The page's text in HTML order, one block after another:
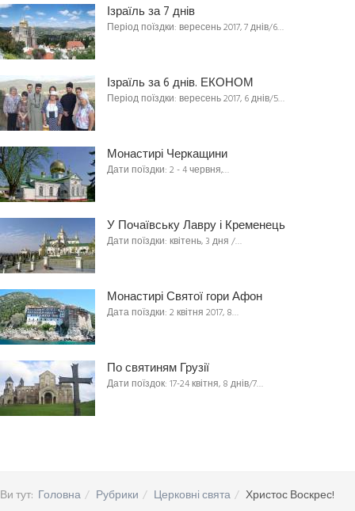
Ізраїль за 7 днів
Період поїздки: вересень 2017, 7 днів/6…
Ізраїль за 6 днів. ЕКОНОМ
Період поїздки: вересень 2017, 6 днів/5…
Монастирі Черкащини
Дати поїздки: 2 - 4 червня,…
У Почаївську Лавру і Кременець
Дати поїздки: квітень, 3 дня /…
Монастирі Святої гори Афон
Дата поїздки: 2 квітня 2017, 8…
По святиням Грузії
Дати поїздок: 17-24 квітня, 8 днів/7…
Ви тут: Головна Рубрики Церковні свята Христос Воскрес!